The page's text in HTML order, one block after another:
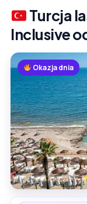
Turcja
Inclusive
Okazja dnia